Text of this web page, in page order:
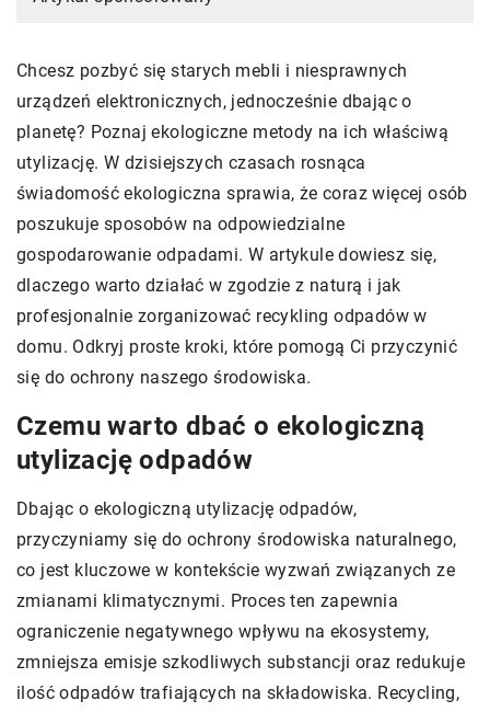
Chcesz pozbyć się starych mebli i niesprawnych
urządzeń elektronicznych, jednocześnie dbając o
planetę? Poznaj ekologiczne metody na ich właściwą
utylizację. W dzisiejszych czasach rosnąca
świadomość ekologiczna sprawia, że coraz więcej osób
poszukuje sposobów na odpowiedzialne
gospodarowanie odpadami. W artykule dowiesz się,
dlaczego warto działać w zgodzie z naturą i jak
profesjonalnie zorganizować recykling odpadów w
domu. Odkryj proste kroki, które pomogą Ci przyczynić
się do ochrony naszego środowiska.
Czemu warto dbać o ekologiczną
utylizację odpadów
Dbając o ekologiczną utylizację odpadów,
przyczyniamy się do ochrony środowiska naturalnego,
co jest kluczowe w kontekście wyzwań związanych ze
zmianami klimatycznymi. Proces ten zapewnia
ograniczenie negatywnego wpływu na ekosystemy,
zmniejsza emisje szkodliwych substancji oraz redukuje
ilość odpadów trafiających na składowiska. Recycling,